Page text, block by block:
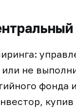
не